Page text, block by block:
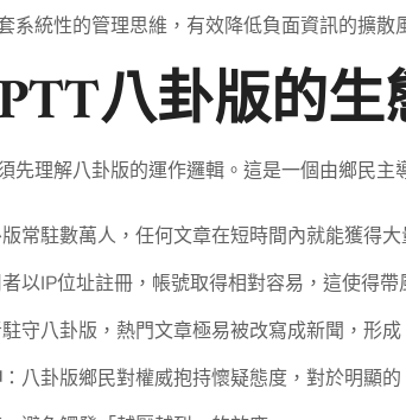
系統性的管理思維，有效降低負面資訊的擴散
八卦版的
先理解八卦版的運作邏輯。這是一個由鄉民
常駐數萬人，任何文章在短時間內就能獲得
以IP位址註冊，帳號取得相對容易，這使得
守八卦版，熱門文章極易被改寫成新聞，形
：八卦版鄉民對權威抱持懷疑態度，對於明顯